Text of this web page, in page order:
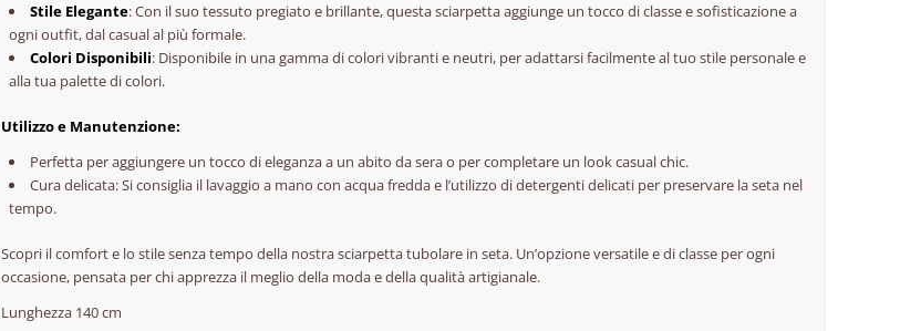
Stile Elegante: Con il suo tessuto pregiato e brillante, questa sciarpetta aggiunge un tocco di classe e sofisticazione a
ogni outfit, dal casual al più formale.
Colori Disponibili: Disponibile in una gamma di colori vibranti e neutri, per adattarsi facilmente al tuo stile personale e
alla tua palette di colori.
Utilizzo e Manutenzione:
Perfetta per aggiungere un tocco di eleganza a un abito da sera o per completare un look casual chic.
Cura delicata: Si consiglia il lavaggio a mano con acqua fredda e l’utilizzo di detergenti delicati per preservare la seta nel
tempo.
Scopri il comfort e lo stile senza tempo della nostra sciarpetta tubolare in seta. Un’opzione versatile e di classe per ogni
occasione, pensata per chi apprezza il meglio della moda e della qualità artigianale.
Lunghezza 140 cm